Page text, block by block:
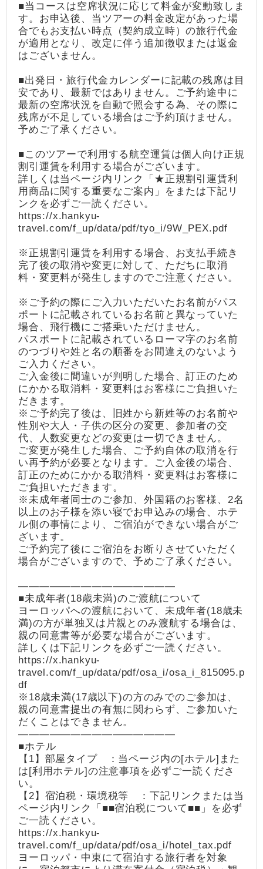
■当コースは空席状況に応じて料金が変動致しま
す。お申込後、当ツアーの料金改定があった場
合でもお支払い時点（契約成立時）の旅行代金
が適用となり、改定に伴う追加徴収または返金
はございません。
■出発日・旅行代金カレンダーに記載の残席は目
安であり、最新ではありません。ご予約途中に
最新の空席状況を自動で照会する為、その際に
残席が不足している場合はご予約頂けません。
予めご了承ください。
■このツアーで利用する航空運賃は個人向け正規
割引運賃を利用する場合がございます。
詳しくは当ページ内リンク「★正規割引運賃利
用商品に関する重要なご案内」をまたは下記リ
ンクを必ずご一読ください。
https://x.hankyu-
travel.com/f_up/data/pdf/tyo_i/9W_PEX.pdf
※正規割引運賃を利用する場合、お支払手続き
完了後の取消や変更に対して、ただちに取消
料・変更料が発生しますのでご注意ください。
※ご予約の際にご入力いただいたお名前がパス
ポートに記載されているお名前と異なっていた
場合、飛行機にご搭乗いただけません。
パスポートに記載されているローマ字のお名前
のつづりや姓と名の順番をお間違えのないよう
ご入力ください。
ご入金後に間違いが判明した場合、訂正のため
にかかる取消料・変更料はお客様にご負担いた
だきます。
※ご予約完了後は、旧姓から新姓等のお名前や
性別や大人・子供の区分の変更、参加者の交
代、人数変更などの変更は一切できません。
ご変更が発生した場合、ご予約自体の取消を行
い再予約が必要となります。ご入金後の場合、
訂正のためにかかる取消料・変更料はお客様に
ご負担いただきます。
※未成年者同士のご参加、外国籍のお客様、2名
以上のお子様を添い寝でお申込みの場合、ホテ
ル側の事情により、ご宿泊ができない場合がご
ざいます。
ご予約完了後にご宿泊をお断りさせていただく
場合がございますので、予めご了承ください。
―――――――――――――――
■未成年者(18歳未満)のご渡航について
ヨーロッパへの渡航において、未成年者(18歳未
満)の方が単独又は片親とのみ渡航する場合は、
親の同意書等が必要な場合がございます。
詳しくは下記リンクを必ずご一読ください。
https://x.hankyu-
travel.com/f_up/data/pdf/osa_i/osa_i_815095.p
df
※18歳未満(17歳以下)の方のみでのご参加は、
親の同意書提出の有無に関わらず、ご参加いた
だくことはできません。
―――――――――――――――
■ホテル
【1】部屋タイプ ：当ページ内の[ホテル]また
は[利用ホテル]の注意事項を必ずご一読くださ
い。
【2】宿泊税・環境税等 ：下記リンクまたは当
ページ内リンク「■■宿泊税について■■」を必ず
ご一読ください。
https://x.hankyu-
travel.com/f_up/data/pdf/osa_i/hotel_tax.pdf
ヨーロッパ・中東にて宿泊する旅行者を対象